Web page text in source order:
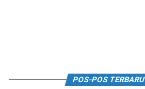
POS-POS TERBARU